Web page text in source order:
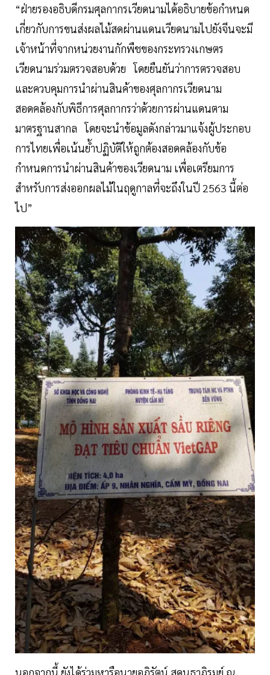
“ฝ่ายรองอธิบดีกรมศุลกากรเวียดนามได้อธิบายข้อกำหนด
เกี่ยวกับการขนส่งผลไม้สดผ่านแดนเวียดนามไปยังจีนจะมี
เจ้าหน้าที่จากหน่วยงานกักพืชของกระทรวงเกษตร
เวียดนามร่วมตรวจสอบด้วย โดยยืนยันว่าการตรวจสอบ
และควบคุมการนำผ่านสินค้าของศุลกากรเวียดนาม
สอดคล้องกับพิธีการศุลกากรว่าด้วยการผ่านแดนตาม
มาตรฐานสากล โดยจะนำข้อมูลดังกล่าวมาแจ้งผู้ประกอบ
การไทยเพื่อเน้นย้ำปฏิบัติให้ถูกต้องสอดคล้องกับข้อ
กำหนดการนำผ่านสินค้าของเวียดนาม เพื่อเตรียมการ
สำหรับการส่งออกผลไม้ในฤดูกาลที่จะถึงในปี 2563 นี้ต่อ
ไป”
นอกจากนี้ ยังได้ร่วมหารือนายอภิรัตน์ สุคนธาภิรมย์ ณ